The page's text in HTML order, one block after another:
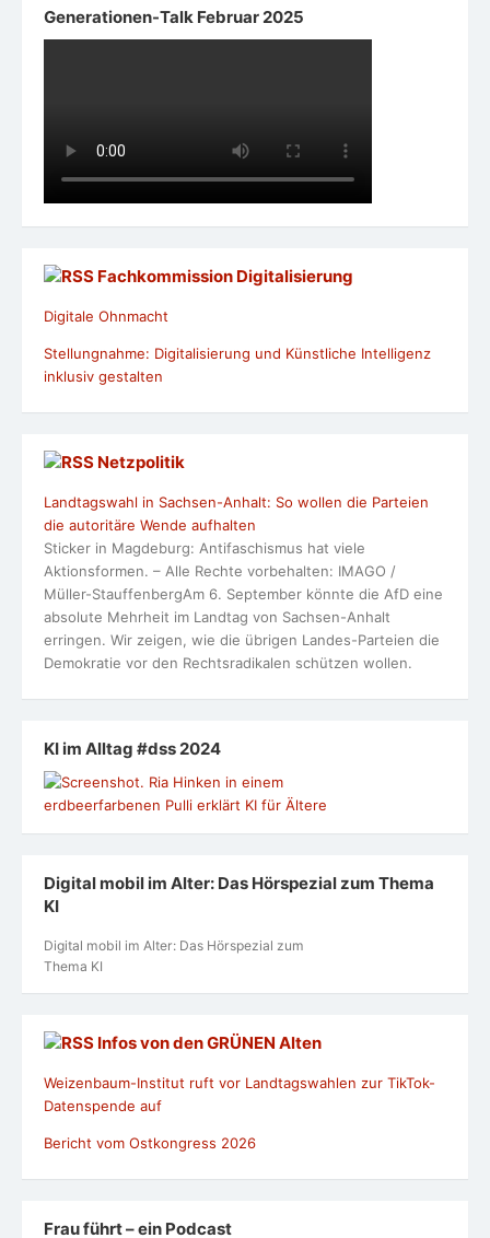
Generationen-Talk Februar 2025
Fachkommission Digitalisierung
Digitale Ohnmacht
Stellungnahme: Digitalisierung und Künstliche Intelligenz
inklusiv gestalten
Netzpolitik
Landtagswahl in Sachsen-Anhalt: So wollen die Parteien
die autoritäre Wende aufhalten
Sticker in Magdeburg: Antifaschismus hat viele
Aktionsformen. – Alle Rechte vorbehalten: IMAGO /
Müller-StauffenbergAm 6. September könnte die AfD eine
absolute Mehrheit im Landtag von Sachsen-Anhalt
erringen. Wir zeigen, wie die übrigen Landes-Parteien die
Demokratie vor den Rechtsradikalen schützen wollen.
KI im Alltag #dss 2024
Digital mobil im Alter: Das Hörspezial zum Thema
KI
Digital mobil im Alter: Das Hörspezial zum
Thema KI
Infos von den GRÜNEN Alten
Weizenbaum-Institut ruft vor Landtagswahlen zur TikTok-
Datenspende auf
Bericht vom Ostkongress 2026
Frau führt – ein Podcast